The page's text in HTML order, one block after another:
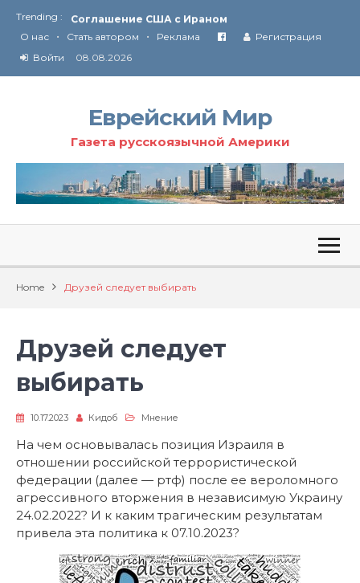
Trending :
Соглашение США с Ираном
Технология Революции в Иране
О нас • Стать автором • Реклама
Регистрация
Войти
08.08.2026
Еврейский Мир
Газета русскоязычной Америки
Home Друзей следует выбирать
Друзей следует
выбирать
10.17.2023 Кидоб Мнение
На чем основывалась позиция Израиля в
отношении российской террористической
федерации (далее — ртф) после ее вероломного
агрессивного вторжения в независимую Украину
24.02.2022? И к каким трагическим результатам
привела эта политика к 07.10.2023?